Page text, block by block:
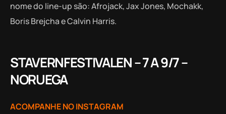
nome do line-up são: Afrojack, Jax Jones, Mochakk,
Boris Brejcha e Calvin Harris.
STAVERNFESTIVALEN – 7 A 9/7 –
NORUEGA
ACOMPANHE NO INSTAGRAM